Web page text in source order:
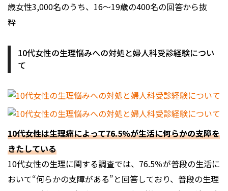
歳女性3,000名のうち、16〜19歳の400名の回答から抜
粋
10代女性の生理悩みへの対処と婦人科受診経験につい
て
10代女性は生理痛によって76.5%が生活に何らかの支障を
きたしている
10代女性の生理に関する調査では、76.5％が普段の生活に
おいて“何らかの支障がある”と回答しており、普段の生理